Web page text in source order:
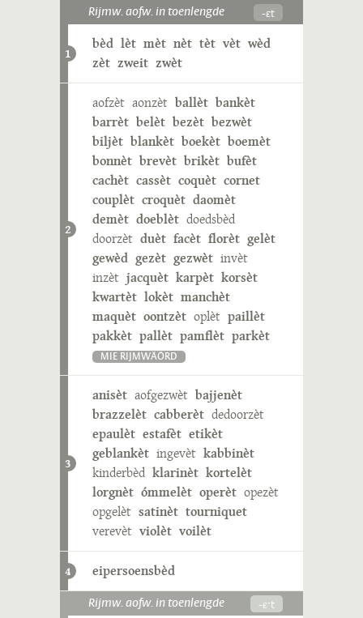
Rijmw. aofw. in toenlengde -ɛt
1
bèd lèt mèt nèt tèt vèt wèd
zèt zweit zwèt
2
aofzèt aonzèt ballèt bankèt
barrèt belèt bezèt bezwèt
biljèt blankèt boekèt boemèt
bonnèt brevèt brikèt bufèt
cachèt cassèt coquèt cornet
couplèt croquèt daomèt
demèt doeblèt doedsbèd
doorzèt duèt facèt florèt gelèt
gewèd gezèt gezwèt invèt
inzèt jacquèt karpèt korsèt
kwartèt lokèt manchèt
maquèt oontzèt oplèt paillèt
pakkèt pallèt pamflèt parkèt
MIE RIJMWÄÖRD
3
anisèt aofgezwèt bajjenèt
brazzelèt cabberèt dedoorzèt
epaulèt estafèt etikèt
geblankèt ingevèt kabbinèt
kinderbèd klarinèt kortelèt
lorgnèt ómmelèt operèt opezèt
opgelèt satinèt tourniquet
verevèt violèt voilèt
4 eipersoensbèd
Rijmw. aofw. in toenlengde -ɛˑt